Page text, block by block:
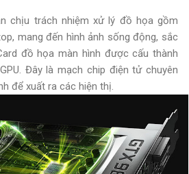
chịu trách nhiệm xử lý đồ họa gồm
mang đến hình ảnh sống động, sắc
đồ họa màn hình được cấu thành
Đây là mạch chip điện tử chuyên
để xuất ra các hiện thị.